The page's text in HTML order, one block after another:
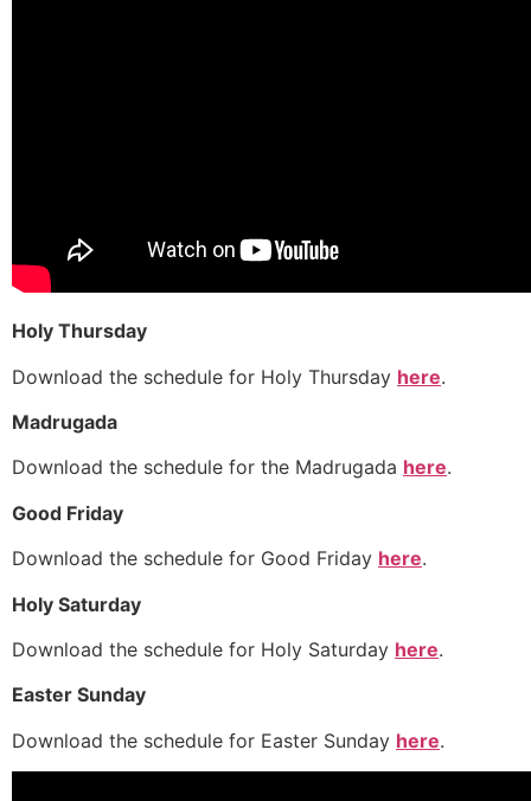
Holy Thursday
Download the schedule for Holy Thursday here.
Madrugada
Download the schedule for the Madrugada here.
Good Friday
Download the schedule for Good Friday here.
Holy Saturday
Download the schedule for Holy Saturday here.
Easter Sunday
Download the schedule for Easter Sunday here.